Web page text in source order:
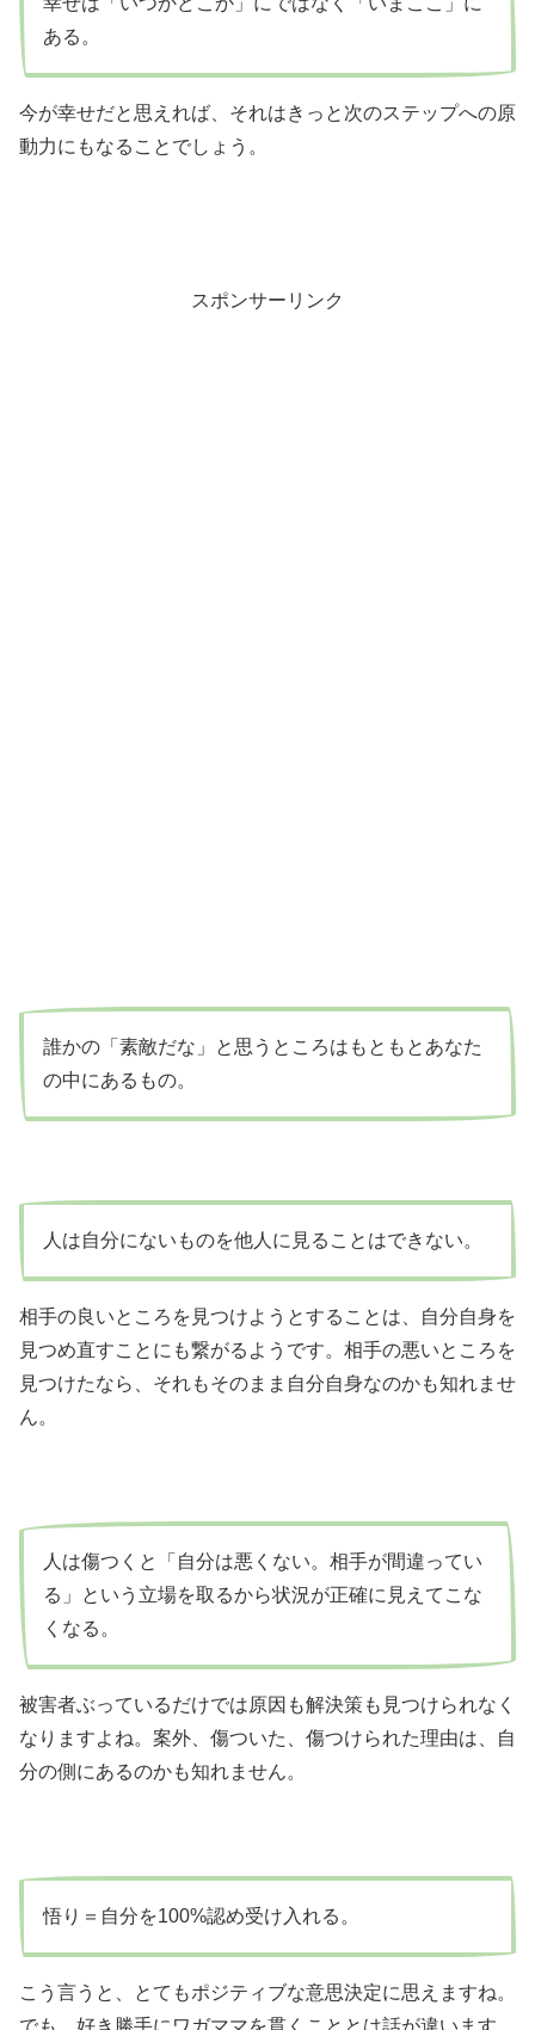
ある。
今が幸せだと思えれば、それはきっと次のステップへの原
動力にもなることでしょう。
スポンサーリンク
誰かの「素敵だな」と思うところはもともとあなた
の中にあるもの。
人は自分にないものを他人に見ることはできない。
相手の良いところを見つけようとすることは、自分自身を
見つめ直すことにも繋がるようです。相手の悪いところを
見つけたなら、それもそのまま自分自身なのかも知れませ
ん。
人は傷つくと「自分は悪くない。相手が間違ってい
る」という立場を取るから状況が正確に見えてこな
くなる。
被害者ぶっているだけでは原因も解決策も見つけられなく
なりますよね。案外、傷ついた、傷つけられた理由は、自
分の側にあるのかも知れません。
悟り＝自分を100%認め受け入れる。
こう言うと、とてもポジティブな意思決定に思えますね。
でも、好き勝手にワガママを貫くこととは話が違います。